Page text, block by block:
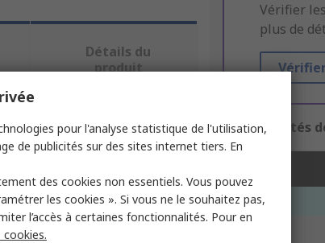
Vérifier
plus de
Possibilités
1 - 4
Détails du
produit
attributs.
XP Power
Cover Kit
pour l'analyse statistique de l'utilisation,
de publicités sur des sites internet tiers. En
des cookies non essentiels. Vous pouvez
les cookies ». Si vous ne le souhaitez pas,
l’accès à certaines fonctionnalités. Pour en